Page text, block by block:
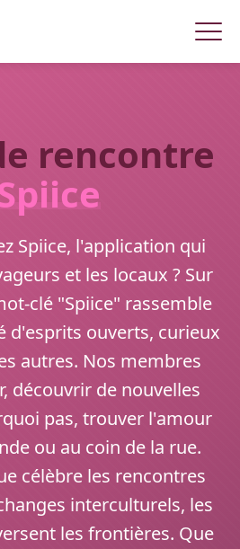
rencontre
Spiice, l'application qui
et les locaux ? Sur
clé "Spiice" rassemble
d'esprits ouverts, curieux
autres. Nos membres
découvrir de nouvelles
pas, trouver l'amour
ou au coin de la rue.
célèbre les rencontres
interculturels, les
les frontières. Que